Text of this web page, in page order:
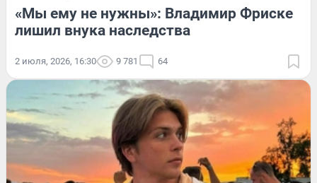
«Мы ему не нужны»: Владимир Фриске
лишил внука наследства
2 июля, 2026, 16:30 9 781 64